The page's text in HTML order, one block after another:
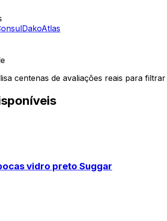
DakoAtlas
centenas de avaliações reais para
vidro preto Suggar